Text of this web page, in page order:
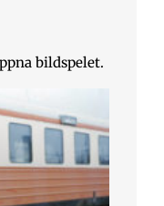
bildspelet.